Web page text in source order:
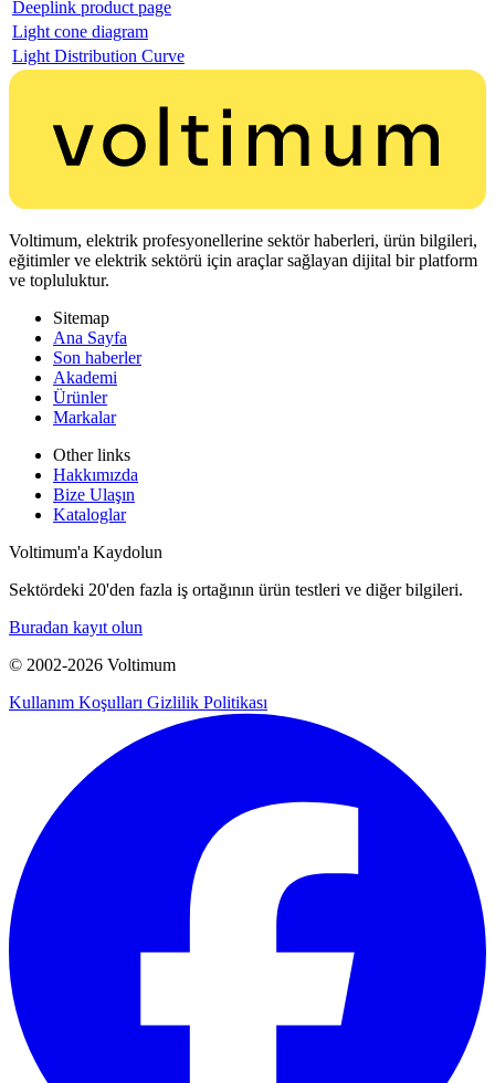
Deeplink product page
Light cone diagram
Light Distribution Curve
Voltimum, elektrik profesyonellerine sektör haberleri, ürün bilgileri,
eğitimler ve elektrik sektörü için araçlar sağlayan dijital bir platform
ve topluluktur.
Sitemap
Ana Sayfa
Son haberler
Akademi
Ürünler
Markalar
Other links
Hakkımızda
Bize Ulaşın
Kataloglar
Voltimum'a Kaydolun
Sektördeki 20'den fazla iş ortağının ürün testleri ve diğer bilgileri.
Buradan kayıt olun
© 2002-2026 Voltimum
Kullanım Koşulları Gizlilik Politikası